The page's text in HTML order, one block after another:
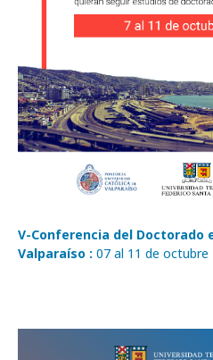
V-Conferencia del Doctorado
Valparaíso : 07 al 11 de octubre